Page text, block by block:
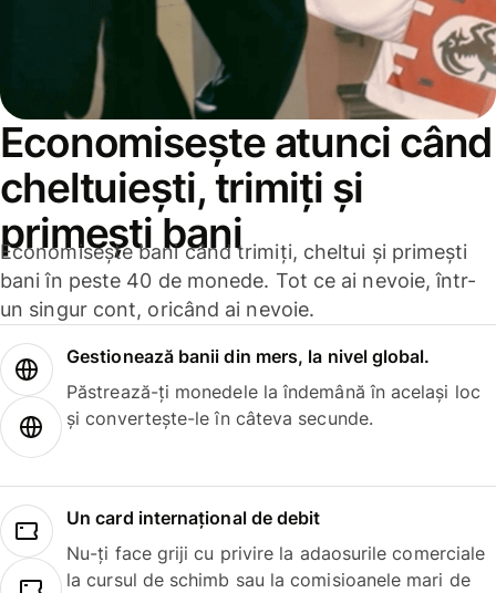
Economisește atunci când
cheltuiești, trimiți și
primești bani
Economisește bani când trimiți, cheltui și primești
bani în peste 40 de monede. Tot ce ai nevoie, într-
un singur cont, oricând ai nevoie.
Gestionează banii din mers, la nivel global.
Păstrează-ți monedele la îndemână în același loc
și convertește-le în câteva secunde.
Un card internațional de debit
Nu-ți face griji cu privire la adaosurile comerciale
la cursul de schimb sau la comisioanele mari de